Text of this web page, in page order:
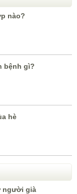
nào?
bệnh gì?
hè
người già